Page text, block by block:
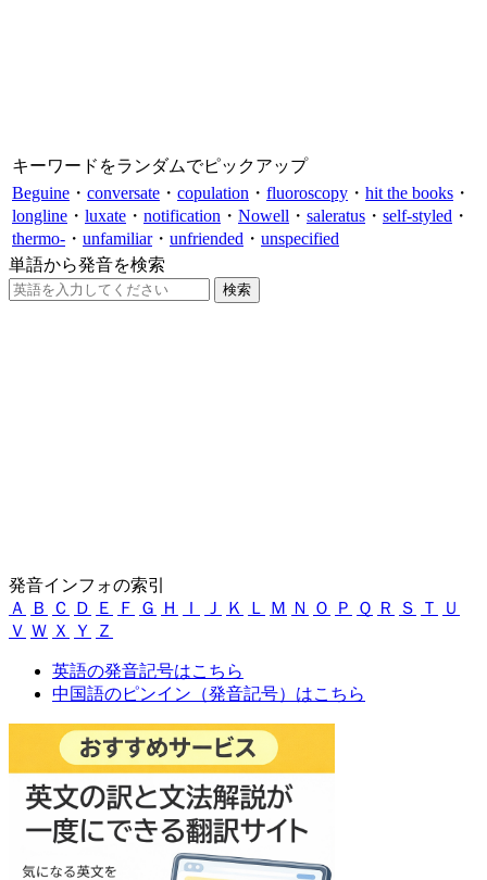
キーワードをランダムでピックアップ
Beguine ・ conversate ・ copulation ・ fluoroscopy ・ hit the books ・
longline ・ luxate ・ notification ・ Nowell ・ saleratus ・ self-styled ・
thermo- ・ unfamiliar・ unfriended ・ unspecified
単語から発音を検索
発音インフォの索引
Ａ
Ｂ Ｃ Ｄ Ｅ Ｆ Ｇ Ｈ Ｉ Ｊ Ｋ Ｌ Ｍ Ｎ Ｏ Ｐ Ｑ Ｒ Ｓ Ｔ
Ｕ
Ｖ Ｗ Ｘ Ｙ Ｚ
英語の発音記号はこちら
中国語のピンイン（発音記号）はこちら